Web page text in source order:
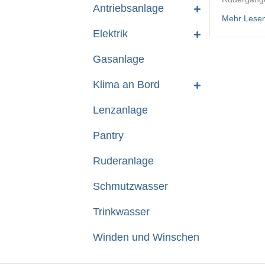
Antriebsanlage
Elektrik
Gasanlage
Klima an Bord
Lenzanlage
Pantry
Ruderanlage
Schmutzwasser
Trinkwasser
Winden und Winschen
Mehr